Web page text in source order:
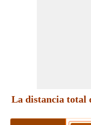
La distancia total